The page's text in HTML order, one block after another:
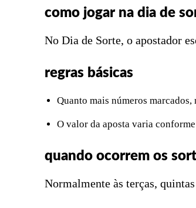
como jogar na dia de
No Dia de Sorte, o apostador
regras básicas
Quanto mais números marcados,
O valor da aposta varia
quando ocorrem os
Normalmente às terças,